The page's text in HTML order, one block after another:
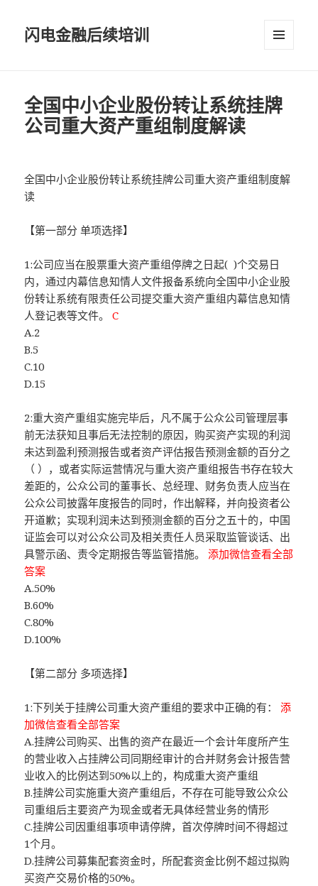
闪电金融后续培训
全国中小企业股份转让系统挂牌
公司重大资产重组制度解读
全国中小企业股份转让系统挂牌公司重大资产重组制度解
读
【第一部分 单项选择】
1:公司应当在股票重大资产重组停牌之日起( )个交易日
内，通过内幕信息知情人文件报备系统向全国中小企业股
份转让系统有限责任公司提交重大资产重组内幕信息知情
人登记表等文件。C
A.2
B.5
C.10
D.15
2:重大资产重组实施完毕后，凡不属于公众公司管理层事
前无法获知且事后无法控制的原因，购买资产实现的利润
未达到盈利预测报告或者资产评估报告预测金额的百分之
（ ），或者实际运营情况与重大资产重组报告书存在较大
差距的，公众公司的董事长、总经理、财务负责人应当在
公众公司披露年度报告的同时，作出解释，并向投资者公
开道歉；实现利润未达到预测金额的百分之五十的，中国
证监会可以对公众公司及相关责任人员采取监管谈话、出
具警示函、责令定期报告等监管措施。添加微信查看全部
答案
A.50%
B.60%
C.80%
D.100%
【第二部分 多项选择】
1:下列关于挂牌公司重大资产重组的要求中正确的有：添
加微信查看全部答案
A.挂牌公司购买、出售的资产在最近一个会计年度所产生
的营业收入占挂牌公司同期经审计的合并财务会计报告营
业收入的比例达到50%以上的，构成重大资产重组
B.挂牌公司实施重大资产重组后，不存在可能导致公众公
司重组后主要资产为现金或者无具体经营业务的情形
C.挂牌公司因重组事项申请停牌，首次停牌时间不得超过
1个月。
D.挂牌公司募集配套资金时，所配套资金比例不超过拟购
买资产交易价格的50%。